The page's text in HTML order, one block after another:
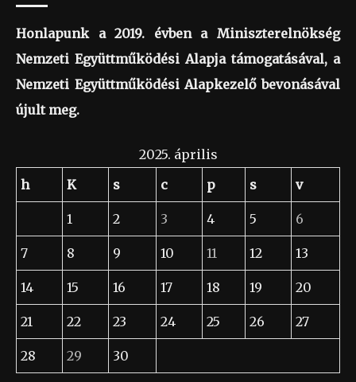
Honlapunk a 2019. évben a Miniszterelnökség
Nemzeti Együttműködési Alapja támogatásával, a
Nemzeti Együttműködési Alapkezelő bevonásával
újult meg.
2025. április
h
K s c p s v
1 2 3 4 5 6
7 8 9 10 11 12 13
14 15 16 17 18 19 20
21 22 23 24 25 26 27
28 29 30